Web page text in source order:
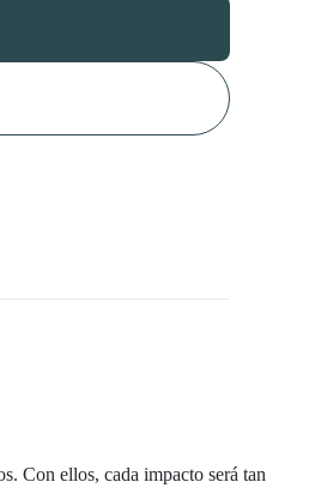
Con ellos, cada impacto será tan